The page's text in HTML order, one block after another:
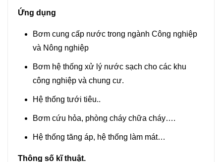
Ứng dụng
Bơm cung cấp nước trong ngành Công nghiệp
và Nông nghiệp
Bơm hệ thống xử lý nước sạch cho các khu
công nghiệp và chung cư.
Hệ thống tưới tiêu..
Bơm cứu hỏa, phòng cháy chữa cháy….
Hệ thống tăng áp, hệ thống làm mát…
Thông số kĩ thuật.